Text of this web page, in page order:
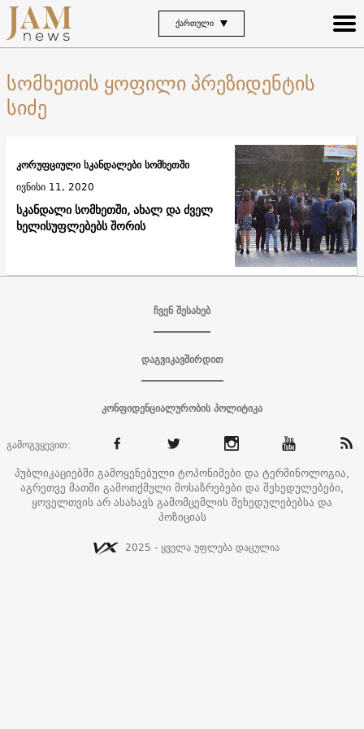
ᲥᲐᲠᲗᲣᲚᲘ
სომხეთის ყოფილი პრეზიდენტის
სიძე
სკანდალი სომხეთში, ახალ და ძველ
ხელისუფლებებს შორის
კორუფციული სკანდალები სომხეთში
ივნისი 11, 2020
ჩვენ შესახებ
დაგვიკავშირდით
კონფიდენციალურობის პოლიტიკა
გამოგვყევით:
პუბლიკაციებში გამოყენებული ტოპონიმები და ტერმინოლოგია,
აგრეთვე მათში გამოთქმული მოსაზრებები და შეხედულებები,
ყოველთვის არ ასახავს გამომცემლის შეხედულებებსა და
პოზიციას
2025 - ყველა უფლება დაცულია